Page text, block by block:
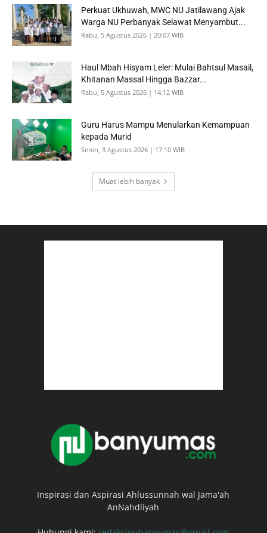
Perkuat Ukhuwah, MWC NU Jatilawang Ajak
Warga NU Perbanyak Selawat Menyambut...
Rabu, 5 Agustus 2026 | 20:07 WIB
Haul Mbah Hisyam Leler: Mulai Bahtsul Masail,
Khitanan Massal Hingga Bazzar...
Rabu, 5 Agustus 2026 | 14:12 WIB
Guru Harus Mampu Menularkan Kemampuan
kepada Murid
Senin, 3 Agustus 2026 | 17:10 WIB
Muat lebih banyak
Inspirasi dan Aspirasi Ahlussunnah wal Jama'ah
AnNahdliyah